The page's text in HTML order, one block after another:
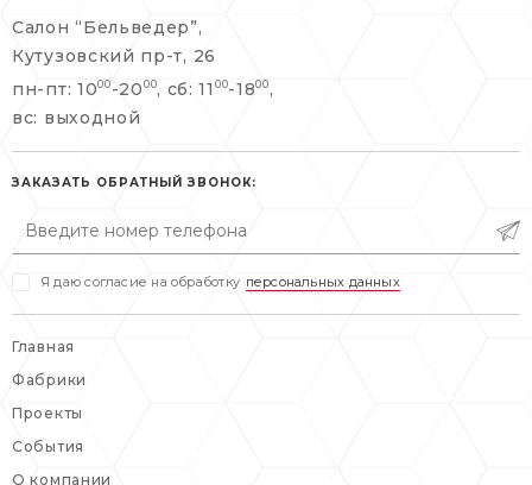
info@belveder-e.ru
пн-пт: 10:00-20:00
сб, вс: выходной
+7 495 477 45 43
info@belveder-e.ru
пн-пт: 10:00-19:00
сб: выходной
Салон “Бельведер”,
Кутузовский пр-т, 26
пн-пт: 1000 -20 00, сб: 11 00-1800 ,
вс: выходной
ЗАКАЗАТЬ ОБРАТНЫЙ ЗВОНОК:
Я даю согласие на обработку персональных данных
Главная
Фабрики
Проекты
События
О компании